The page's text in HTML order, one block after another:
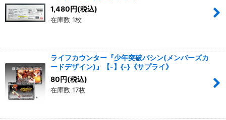
1,480円(税込)
在庫数 1枚
ライフカウンター『少年突破バシン(メンバーズカ
ードデザイン)』【-】{-}《サプライ》
80円(税込)
在庫数 17枚